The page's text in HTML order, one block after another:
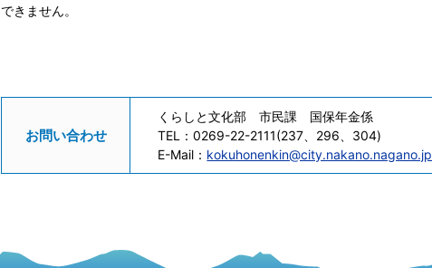
できません。
お問い合わせ
くらしと文化部 市民課 国保年金係
TEL：0269-22-2111(237、296、304)
E-Mail： kokuhonenkin@city.nakano.nagano.jp